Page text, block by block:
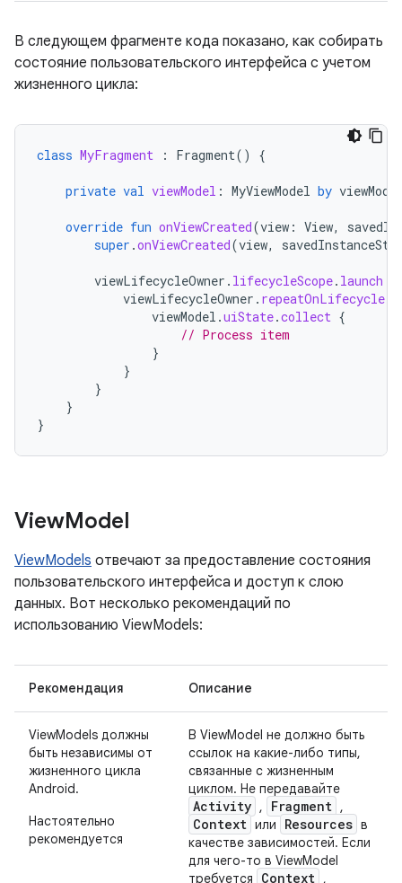
В следующем фрагменте кода показано, как собирать
состояние пользовательского интерфейса с учетом
жизненного цикла:
class MyFragment : Fragment() {
private val viewModel : MyViewModel by
override fun onViewCreated(view : View,
super .onViewCreated(view,
viewLifecycleOwner . lifecycleScope. launch
viewLifecycleOwner . repeatOnLifecycle
viewModel .uiState.collect {
// Process item
}
}
}
}
}
ViewModel
ViewModels отвечают за предоставление состояния
пользовательского интерфейса и доступ к слою
данных. Вот несколько рекомендаций по
использованию ViewModels:
Рекомендация Описание
ViewModels должны
быть независимы от
жизненного цикла
Android.
Настоятельно
рекомендуется
В ViewModel не должно быть
ссылок на какие-либо типы,
связанные с жизненным
циклом. Не передавайте
Activity , Fragment ,
Context или Resources в
качестве зависимостей. Если
для чего-то в ViewModel
требуется
Context ,